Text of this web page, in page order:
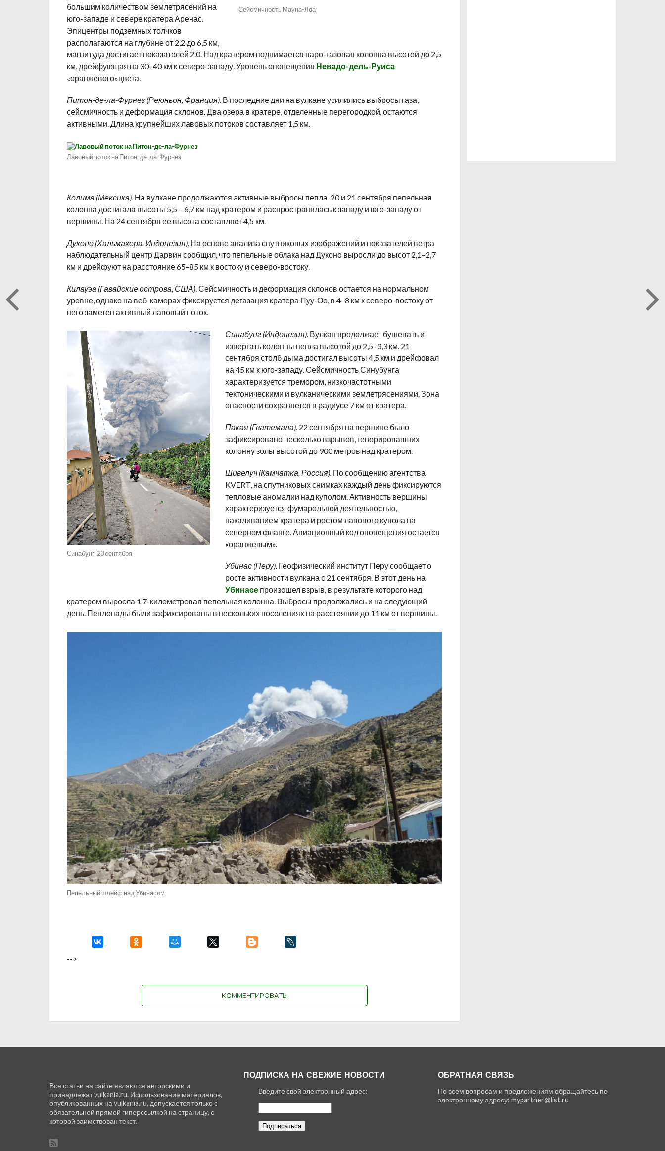
Сейсмичность Мауна-Лоа
большим количеством землетрясений на
юго-западе и севере кратера Аренас.
Эпицентры подземных толчков
располагаются на глубине от 2,2 до 6,5 км,
магнитуда достигает показателей 2.0. Над кратером поднимается паро-газовая колонна высотой до 2,5
км, дрейфующая на 30–40 км к северо-западу. Уровень оповещения Невадо-дель-Руиса
«оранжевого»цвета.
Питон-де-ла-Фурнез (Реюньон, Франция). В последние дни на вулкане усилились выбросы газа,
сейсмичность и деформация склонов. Два озера в кратере, отделенные перегородкой, остаются
активными. Длина крупнейших лавовых потоков составляет 1,5 км.
Лавовый поток на Питон-де-ла-Фурнез
Колима (Мексика).На вулкане продолжаются активные выбросы пепла. 20 и 21 сентября пепельная
колонна достигала высоты 5,5 – 6,7 км над кратером и распространялась к западу и юго-западу от
вершины. На 24 сентября ее высота составляет 4,5 км.
Дуконо (Хальмахера, Индонезия).На основе анализа спутниковых изображений и показателей ветра
наблюдательный центр Дарвин сообщил, что пепельные облака над Дуконо выросли до высот 2,1–2,7
км и дрейфуют на расстояние 65–85 км к востоку и северо-востоку.
Килауэа (Гавайские острова, США). Сейсмичность и деформация склонов остается на нормальном
уровне, однако на веб-камерах фиксируется дегазация кратера Пуу-Оо, в 4–8 км к северо-востоку от
него заметен активный лавовый поток.
Синабунг, 23 сентября
Синабунг (Индонезия).Вулкан продолжает бушевать и
извергать колонны пепла высотой до 2,5–3,3 км. 21
сентября столб дыма достигал высоты 4,5 км и дрейфовал
на 45 км к юго-западу. Сейсмичность Синубунга
характеризуется тремором, низкочастотными
тектоническими и вулканическими землетрясениями. Зона
опасности сохраняется в радиусе 7 км от кратера.
Пакая (Гватемала).22 сентября на вершине было
зафиксировано несколько взрывов, генерировавших
колонну золы высотой до 900 метров над кратером.
Шивелуч (Камчатка, Россия).По сообщению агентства
KVERT, на спутниковых снимках каждый день фиксируются
тепловые аномалии над куполом. Активность вершины
характеризуется фумарольной деятельностью,
накаливанием кратера и ростом лавового купола на
северном фланге. Авиационный код оповещения остается
«оранжевым».
Убинас (Перу). Геофизический институт Перу сообщает о
росте активности вулкана с 21 сентября. В этот день на
Убинасепроизошел взрыв, в результате которого над
кратером выросла 1,7-километровая пепельная колонна. Выбросы продолжались и на следующий
день. Пеплопады были зафиксированы в нескольких поселениях на расстоянии до 11 км от вершины.
Пепельный шлейф над Убинасом
-->
КОММЕНТИРОВАТЬ
Все статьи на сайте являются авторскими и
принадлежат vulkania.ru. Использование материалов,
опубликованных на vulkania.ru, допускается только с
обязательной прямой гиперссылкой на страницу, с
которой заимствован текст.
ПОДПИСКА НА СВЕЖИЕ НОВОСТИ
Введите свой электронный адрес:
ОБРАТНАЯ СВЯЗЬ
По всем вопросам и предложениям обращайтесь по
электронному адресу: mypartner@list.ru